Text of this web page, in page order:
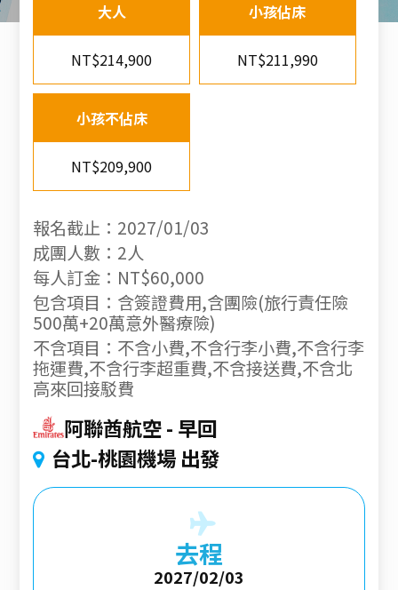
大人
NT$214,900
小孩佔床
NT$211,990
小孩不佔床
NT$209,900
報名截止：2027/01/03
成團人數：2人
每人訂金：NT$60,000
包含項目：含簽證費用,含團險(旅行責任險
500萬+20萬意外醫療險)
不含項目：不含小費,不含行李小費,不含行李
拖運費,不含行李超重費,不含接送費,不含北
高來回接駁費
阿聯酋航空 早回
台北-桃園機場 出發
去程
2027/02/03